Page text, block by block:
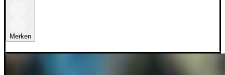
Merken